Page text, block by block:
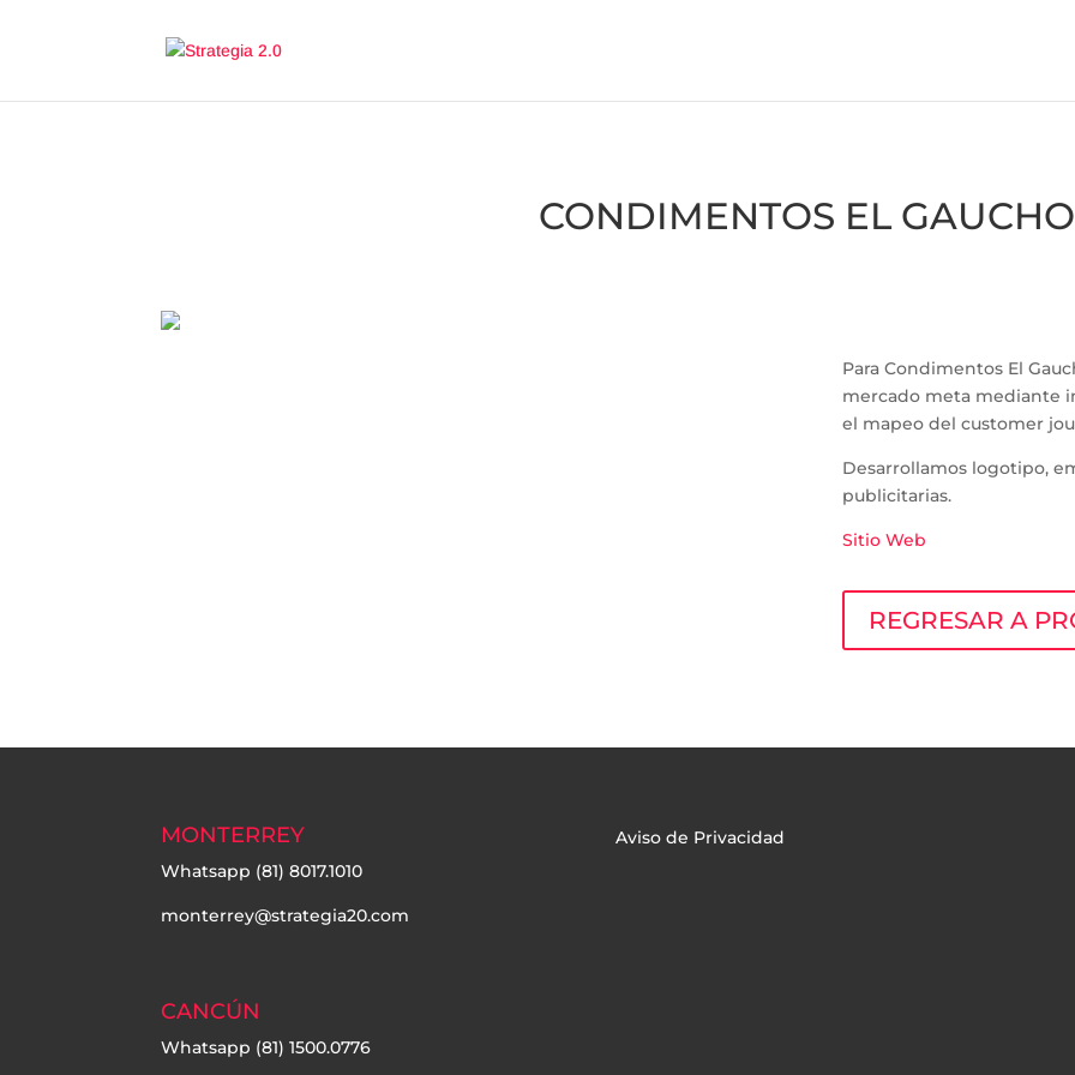
CONDIMENTOS EL GAUCHO
Para Condimentos El
mercado meta mediante
el mapeo del customer
Desarrollamos logotipo,
publicitarias.
Sitio Web
REGRESAR A
MONTERREY
Whatsapp (81) 8017.1010
monterrey@strategia20.com
CANCÚN
Whatsapp (81) 1500.0776
Aviso de Privacidad